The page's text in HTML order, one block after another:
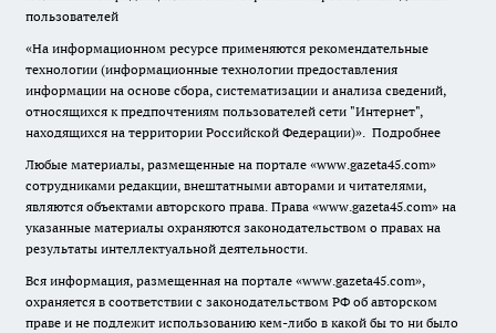
пользователей
«На информационном ресурсе применяются рекомендательные
технологии (информационные технологии предоставления
информации на основе сбора, систематизации и анализа сведений,
относящихся к предпочтениям пользователей сети "Интернет",
находящихся на территории Российской Федерации)». Подробнее
Любые материалы, размещенные на портале «www.gazeta45.com»
сотрудниками редакции, внештатными авторами и читателями,
являются объектами авторского права. Права «www.gazeta45.com» на
указанные материалы охраняются законодательством о правах на
результаты интеллектуальной деятельности.
Вся информация, размещенная на портале «www.gazeta45.com»,
охраняется в соответствии с законодательством РФ об авторском
праве и не подлежит использованию кем-либо в какой бы то ни было